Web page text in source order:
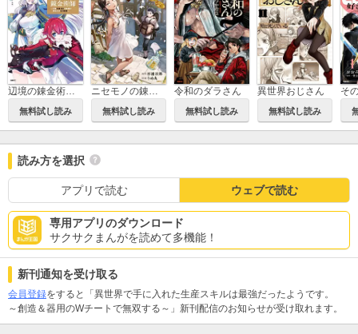
無料試し読み 無料試し読み
令和のダラさん
無料試し読み
異世界おじさん
無料試し読み
読み方を選択
アプリで読む ウェブで読む
専用アプリのダウンロード
サクサクまんがを読めて多機能！
新刊通知を受け取る
会員登録をすると「異世界で手に入れた生産スキルは最強だったようです。
～創造＆器用のWチートで無双する～」新刊配信のお知らせが受け取れます。